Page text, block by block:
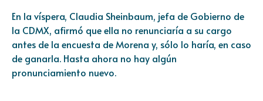
En la víspera, Claudia Sheinbaum, jefa de Gobierno de
la CDMX, afirmó que ella no renunciaría a su cargo
antes de la encuesta de Morena y, sólo lo haría, en caso
de ganarla. Hasta ahora no hay algún
pronunciamiento nuevo.